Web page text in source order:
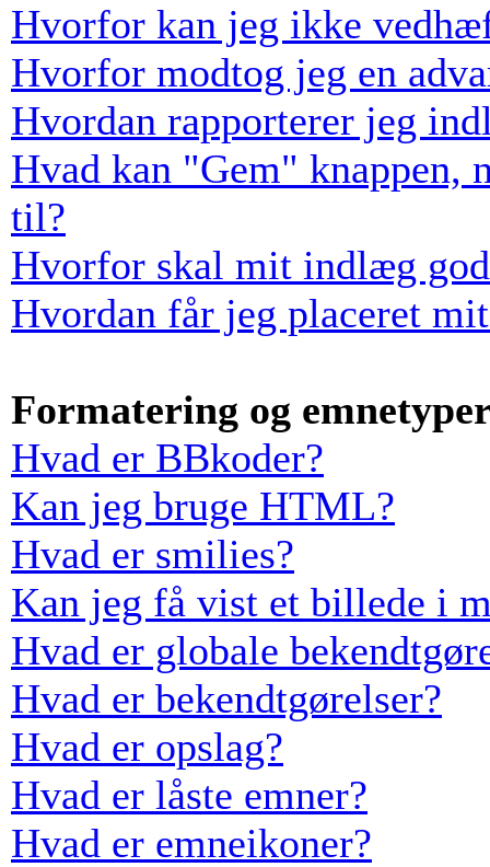
Hvorfor kan jeg ikke
Hvorfor modtog jeg en
Hvordan rapporterer jeg
Hvad kan "Gem" knappen,
til?
Hvorfor skal mit indlæg
Hvordan får jeg placeret
Formatering og
Hvad er BBkoder?
Kan jeg bruge HTML?
Hvad er smilies?
Kan jeg få vist et billede i
Hvad er globale
Hvad er bekendtgørelser?
Hvad er opslag?
Hvad er låste emner?
Hvad er emneikoner?